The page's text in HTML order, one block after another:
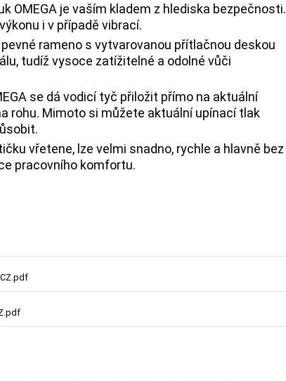
OMEGA je vaším kladem z hlediska bezpečnosti.
i v případě vibrací.
rameno s vytvarovanou přítlačnou deskou
tudíž vysoce zatížitelné a odolné vůči
se dá vodicí tyč přiložit přímo na aktuální
rohu. Mimoto si můžete aktuální upínací tlak
vřetene, lze velmi snadno, rychle a hlavně bez
pracovního komfortu.